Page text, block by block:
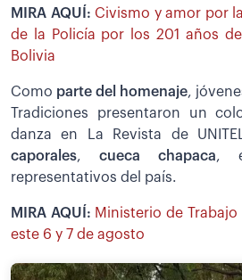
MIRA AQUÍ: Civismo y amor por
de la Policía por los 201 años
Bolivia
Como parte del homenaje,
Tradiciones presentaron un
danza en La Revista de
caporales, cueca chapaca,
representativos del país.
MIRA AQUÍ: Ministerio de
este 6 y 7 de agosto